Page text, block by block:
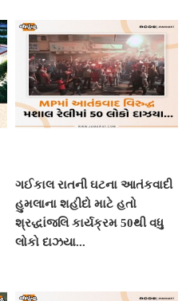
ગઈકાલ રાતની ઘટના આતંકવાદી
હુમલાના શહીદો માટે હતો
શ્રદ્ધાંજલિ કાર્યક્રમ 50થી વધુ
લોકો દાઝયા...